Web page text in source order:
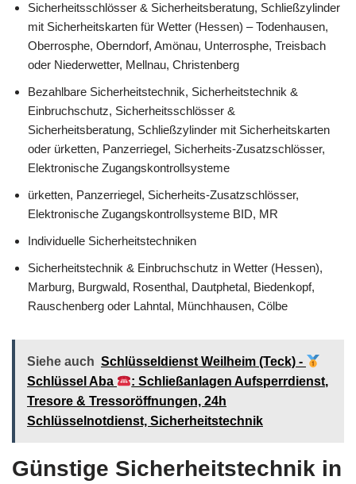
Sicherheitsschlösser & Sicherheitsberatung, Schließzylinder
mit Sicherheitskarten für Wetter (Hessen) – Todenhausen,
Oberrosphe, Oberndorf, Amönau, Unterrosphe, Treisbach
oder Niederwetter, Mellnau, Christenberg
Bezahlbare Sicherheitstechnik, Sicherheitstechnik &
Einbruchschutz, Sicherheitsschlösser &
Sicherheitsberatung, Schließzylinder mit Sicherheitskarten
oder ürketten, Panzerriegel, Sicherheits-Zusatzschlösser,
Elektronische Zugangskontrollsysteme
ürketten, Panzerriegel, Sicherheits-Zusatzschlösser,
Elektronische Zugangskontrollsysteme BID, MR
Individuelle Sicherheitstechniken
Sicherheitstechnik & Einbruchschutz in Wetter (Hessen),
Marburg, Burgwald, Rosenthal, Dautphetal, Biedenkopf,
Rauschenberg oder Lahntal, Münchhausen, Cölbe
Siehe auch Schlüsseldienst Weilheim (Teck) -
Schlüssel Aba
: Schließanlagen Aufsperrdienst,
Tresore & Tressoröffnungen, 24h
Schlüsselnotdienst, Sicherheitstechnik
Günstige Sicherheitstechnik in